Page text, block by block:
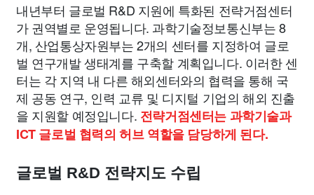
내년부터 글로벌 R&D 지원에 특화된 전략거점센터
가 권역별로 운영됩니다. 과학기술정보통신부는 8
개, 산업통상자원부는 2개의 센터를 지정하여 글로
벌 연구개발 생태계를 구축할 계획입니다. 이러한 센
터는 각 지역 내 다른 해외센터와의 협력을 통해 국
제 공동 연구, 인력 교류 및 디지털 기업의 해외 진출
을 지원할 예정입니다. 전략거점센터는 과학기술과
ICT 글로벌 협력의 허브 역할을 담당하게 된다.
글로벌 R&D 전략지도 수립